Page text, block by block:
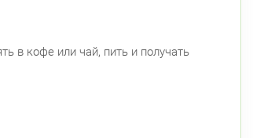
в кофе или чай, пить и получать